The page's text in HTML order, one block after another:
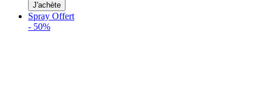
J'achète
Spray Offert
- 50%